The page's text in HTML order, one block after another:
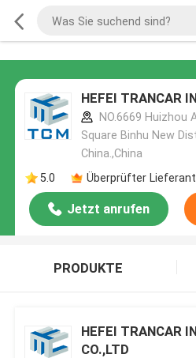
HEFEI TRANCAR
NO.6669 Huizhou
Square Binhu New
China.,China
5.0
Überprüfter Lieferant
Jetzt anrufen
PRODUKTE
HEFEI TRANCAR
CO.,LTD